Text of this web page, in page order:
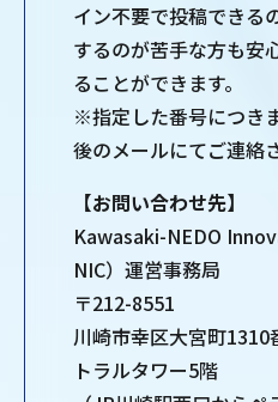
イン不要で投稿できる
するのが苦⼿な⽅も安
ることができます。
※指定した番号につき
後のメールにてご連絡
【お問い合わせ先】
Kawasaki-NEDO
NIC）運営事務局
〒212-8551
川崎市幸区大宮町
トラルタワー5階